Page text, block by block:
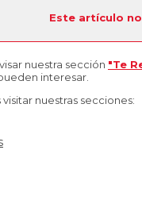
Este artículo
nuestra sección "Te
interesar.
nuestras secciones: